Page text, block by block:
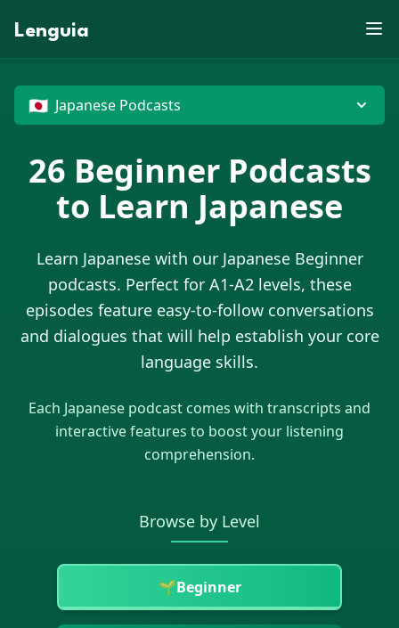
U
M R
R
U
W
G
S U
H
Z
M
G
OO
D
X
Y
G
M
B
G
G
M
X
J
ED
E
EN
E
GW
Lenguia
🇯🇵 Japanese Podcasts
26 Beginner Podcasts
to Learn Japanese
Learn Japanesewith our JapaneseBeginner
podcasts. Perfect for A1-A2 levels, these
episodes feature easy-to-follow conversations
and dialogues that will help establish your core
language skills.
Each Japanese podcast comes with transcripts and
interactive features to boost your listening
comprehension.
Browse by Level
🌱Beginner